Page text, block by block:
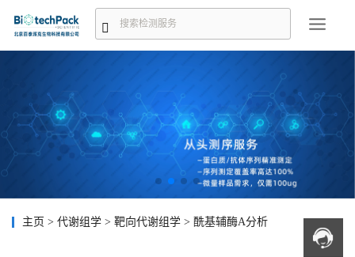
主页 > 代谢组学 > 靶向代谢组学 > 酰基辅酶A分析